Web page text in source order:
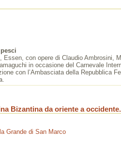
con opere di Claudio Ambrosini,
in occasione del Carnevale
con l’Ambasciata della Repubblica
Bizantina da oriente a
Grande di San Marco